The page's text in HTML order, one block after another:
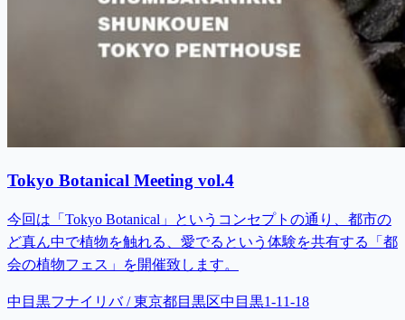
Tokyo Botanical Meeting vol.4
今回は「Tokyo Botanical」というコンセプトの通り、都市の
ど真ん中で植物を触れる、愛でるという体験を共有する「都
会の植物フェス」を開催致します。
中目黒フナイリバ / 東京都目黒区中目黒1-11-18